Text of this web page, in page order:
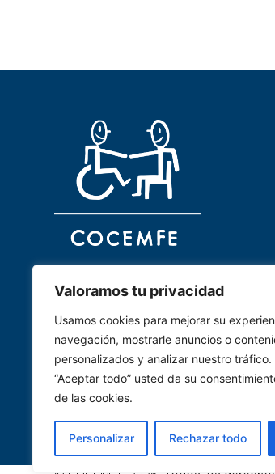
Valoramos tu privacidad
Usamos cookies para mejorar su
navegación, mostrarle anuncios o
personalizados y analizar nuestro
“Aceptar todo” usted da su
de las cookies.
Personalizar Rechazar todo
La campaña‘Mueve un dedo’está
a través de las subvenciones para la
realización de actividades de interés
consideradas de interés social de la
convocatoria del 0,7 del Ministerio de